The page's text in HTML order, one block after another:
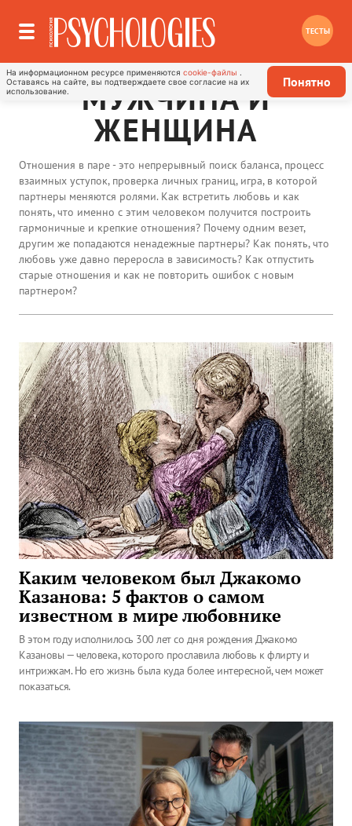
ТЕСТЫ
На информационном ресурсе применяются cookie-файлы
Оставаясь на сайте, вы подтверждаете свое согласие на их
использование.
Понятно
МУЖЧИНА И
ЖЕНЩИНА
Отношения в паре - это непрерывный поиск баланса, процесс
взаимных уступок, проверка личных границ, игра, в которой
партнеры меняются ролями. Как встретить любовь и как
понять, что именно с этим человеком получится построить
гармоничные и крепкие отношения? Почему одним везет,
другим же попадаются ненадежные партнеры? Как понять, что
любовь уже давно переросла в зависимость? Как отпустить
старые отношения и как не повторить ошибок с новым
партнером?
Каким человеком был Джакомо
Казанова: 5 фактов о самом
известном в мире любовнике
В этом году исполнилось 300 лет со дня рождения Джакомо
Казановы — человека, которого прославила любовь к флирту и
интрижкам. Но его жизнь была куда более интересной, чем может
показаться.